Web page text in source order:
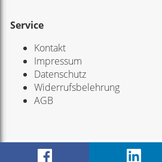
Service
Kontakt
Impressum
Datenschutz
Widerrufsbelehrung
AGB